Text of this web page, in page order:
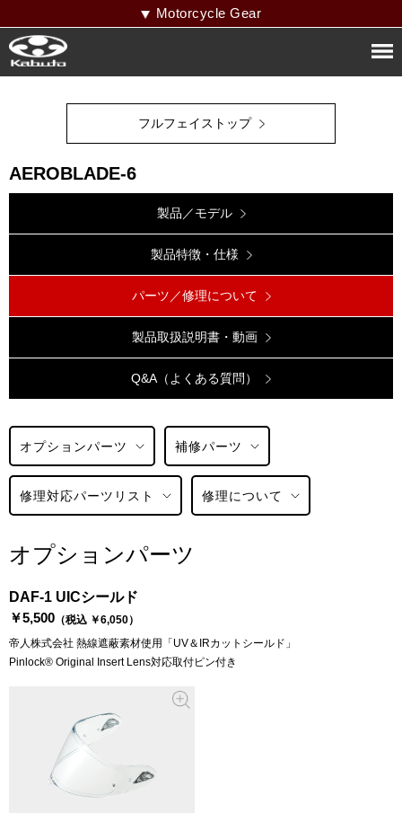
Motorcycle Gear
フルフェイストップ
AEROBLADE-6
製品／モデル
製品特徴・仕様
パーツ／修理について
製品取扱説明書・動画
Q&A（よくある質問）
オプションパーツ 補修パーツ
修理対応パーツリスト 修理について
オプションパーツ
DAF-1 UICシールド
￥5,500 （税込 ￥6,050）
帝人株式会社 熱線遮蔽素材使用「UV＆IRカットシールド」
Pinlock® Original Insert Lens対応取付ピン付き